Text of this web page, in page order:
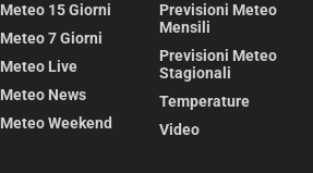
Meteo 15 Giorni
Meteo 7 Giorni
Meteo Live
Meteo News
Meteo Weekend
Previsioni Meteo
Mensili
Previsioni Meteo
Stagionali
Temperature
Video